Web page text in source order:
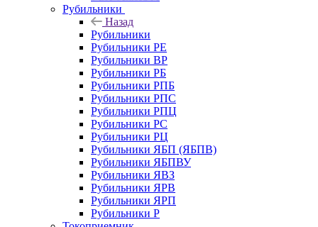
Рубильники
Назад
Рубильники
Рубильники РЕ
Рубильники ВР
Рубильники РБ
Рубильники РПБ
Рубильники РПС
Рубильники РПЦ
Рубильники РС
Рубильники РЦ
Рубильники ЯБП (ЯБПВ)
Рубильники ЯБПВУ
Рубильники ЯВЗ
Рубильники ЯРВ
Рубильники ЯРП
Рубильники Р